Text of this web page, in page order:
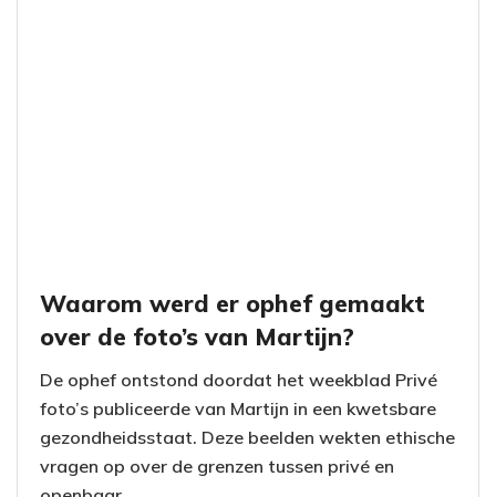
Waarom werd er ophef gemaakt
over de foto’s van Martijn?
De ophef ontstond doordat het weekblad Privé
foto’s publiceerde van Martijn in een kwetsbare
gezondheidsstaat. Deze beelden wekten ethische
vragen op over de grenzen tussen privé en